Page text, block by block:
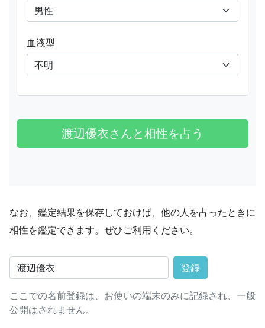
血液型
なお、鑑定結果を保存しておけば、他の人を占ったときに
相性を鑑定できます。ぜひご利用ください。
登録
ここでの名前登録は、お使いの端末のみに記録され、一般
公開はされません。